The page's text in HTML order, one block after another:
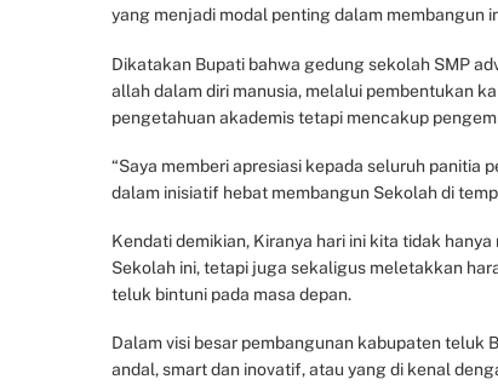
yang menjadi modal penting dalam membangun
Dikatakan Bupati bahwa gedung sekolah SMP
allah dalam diri manusia, melalui pembentukan
pengetahuan akademis tetapi mencakup
“Saya memberi apresiasi kepada seluruh panitia
dalam inisiatif hebat membangun Sekolah di
Kendati demikian, Kiranya hari ini kita tidak
Sekolah ini, tetapi juga sekaligus meletakkan
teluk bintuni pada masa depan.
Dalam visi besar pembangunan kabupaten teluk
andal, smart dan inovatif, atau yang di kenal